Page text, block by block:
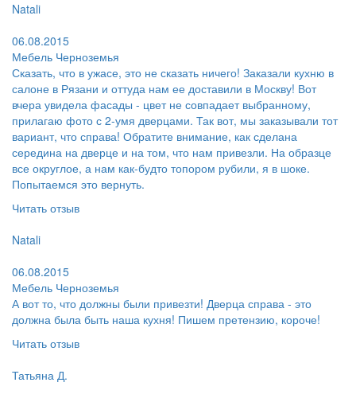
Natali
06.08.2015
Мебель Черноземья
Сказать, что в ужасе, это не сказать ничего! Заказали кухню в
салоне в Рязани и оттуда нам ее доставили в Москву! Вот
вчера увидела фасады - цвет не совпадает выбранному,
прилагаю фото с 2-умя дверцами. Так вот, мы заказывали тот
вариант, что справа! Обратите внимание, как сделана
середина на дверце и на том, что нам привезли. На образце
все округлое, а нам как-будто топором рубили, я в шоке.
Попытаемся это вернуть.
Читать отзыв
Natali
06.08.2015
Мебель Черноземья
А вот то, что должны были привезти! Дверца справа - это
должна была быть наша кухня! Пишем претензию, короче!
Читать отзыв
Татьяна Д.